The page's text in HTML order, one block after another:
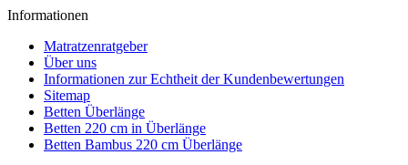
Informationen
Matratzenratgeber
Über uns
Informationen zur Echtheit der Kundenbewertungen
Sitemap
Betten Überlänge
Betten 220 cm in Überlänge
Betten Bambus 220 cm Überlänge